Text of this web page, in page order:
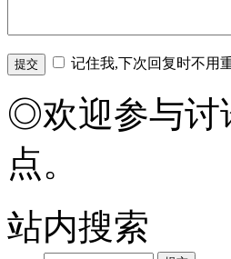
记住我,下次回复时不用
◎欢迎参与讨
点。
站内搜索